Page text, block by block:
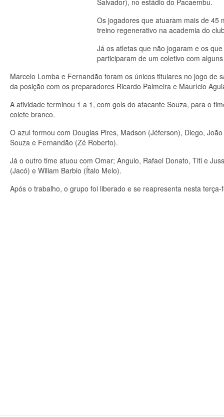
Salvador), no estádio do Pacaembu.
Os jogadores que atuaram mais de 45
treino regenerativo na academia do
Já os atletas que não jogaram e os
participaram de um coletivo com
Marcelo Lomba e Fernandão foram os únicos titulares no jogo
da posição com os preparadores Ricardo Palmeira e Maurício
A atividade terminou 1 a 1, com gols do atacante Souza, para o
colete branco.
O azul formou com Douglas Pires, Madson (Jéferson), Diego,
Souza e Fernandão (Zé Roberto).
Já o outro time atuou com Omar; Angulo, Rafael Donato, Titi e
(Jacó) e Wiliam Barbio (Ítalo Melo).
Após o trabalho, o grupo foi liberado e se reapresenta nesta